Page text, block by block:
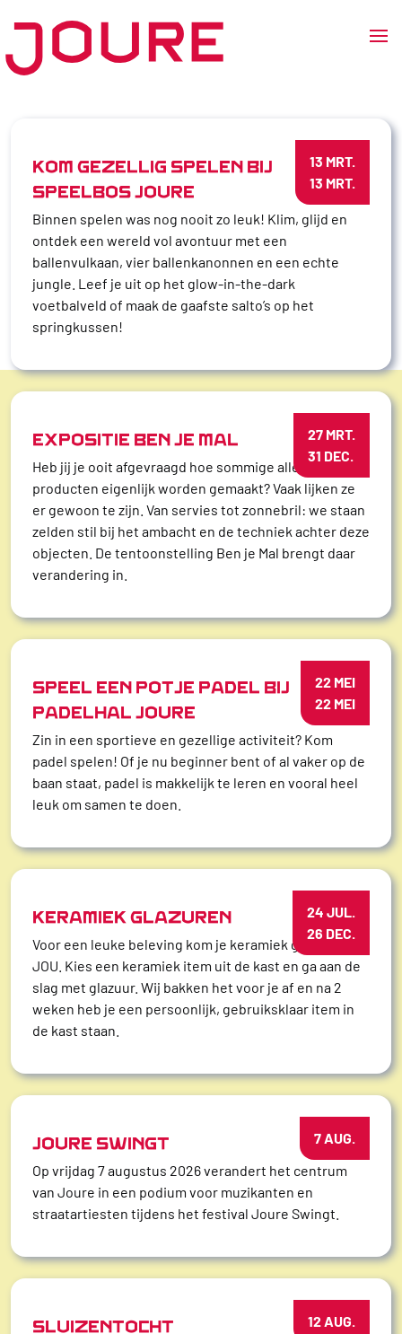
Ga
13 MRT.
13 MRT.
KOM GEZELLIG SPELEN BIJ
SPEELBOS JOURE
Binnen spelen was nog nooit zo leuk! Klim, glijd en
ontdek een wereld vol avontuur met een
ballenvulkaan, vier ballenkanonnen en een echte
jungle. Leef je uit op het glow-in-the-dark
voetbalveld of maak de gaafste salto’s op het
springkussen!
27 MRT.
31 DEC.
EXPOSITIE BEN JE MAL
Heb jij je ooit afgevraagd hoe sommige alledaagse
producten eigenlijk worden gemaakt? Vaak lijken ze
er gewoon te zijn. Van servies tot zonnebril: we staan
zelden stil bij het ambacht en de techniek achter deze
objecten. De tentoonstelling Ben je Mal brengt daar
verandering in.
22 MEI
22 MEI
SPEEL EEN POTJE PADEL BIJ
PADELHAL JOURE
Zin in een sportieve en gezellige activiteit? Kom
padel spelen! Of je nu beginner bent of al vaker op de
baan staat, padel is makkelijk te leren en vooral heel
leuk om samen te doen.
24 JUL.
26 DEC.
KERAMIEK GLAZUREN
Voor een leuke beleving kom je keramiek glazuren bij
JOU. Kies een keramiek item uit de kast en ga aan de
slag met glazuur. Wij bakken het voor je af en na 2
weken heb je een persoonlijk, gebruiksklaar item in
de kast staan.
7 AUG.
JOURE SWINGT
Op vrijdag 7 augustus 2026 verandert het centrum
van Joure in een podium voor muzikanten en
straatartiesten tijdens het festival Joure Swingt.
12 AUG.
SLUIZENTOCHT